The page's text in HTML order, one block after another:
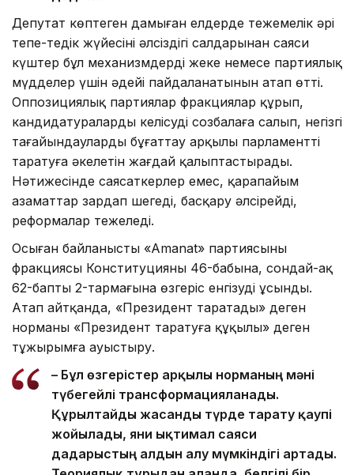
Депутат көптеген дамыған елдерде тежемелік әрі
тепе-теңдік жүйесінің әлсіздігі салдарынан саяси
күштер бұл механизмдерді жеке немесе партиялық
мүдделер үшін әдейі пайдаланатынын атап өтті.
Оппозициялық партиялар фракциялар құрып,
кандидатураларды келісуді созбалаңға салып, негізгі
тағайындауларды бұғаттау арқылы парламентті
таратуға әкелетін жағдай қалыптастырады.
Нәтижесінде саясаткерлер емес, қарапайым
азаматтар зардап шегеді, басқару әлсірейді,
реформалар тежеледі.
Осыған байланысты «Amanat» партиясының
фракциясы Конституцияның 46-бабына, сондай-ақ
62-баптың 2-тармағына өзгеріс енгізуді ұсынды.
Атап айтқанда, «Президент таратады» деген
норманы «Президент таратуға құқылы» деген
тұжырымға ауыстыру.
– Бұл өзгерістер арқылы норманың мәні
түбегейлі трансформацияланады.
Құрылтайды жасанды түрде тарату қаупі
жойылады, яғни ықтимал саяси
дағдарыстың алдын алу мүмкіндігі артады.